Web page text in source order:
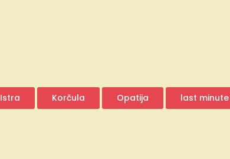
Istra Korčula Opatija last minute